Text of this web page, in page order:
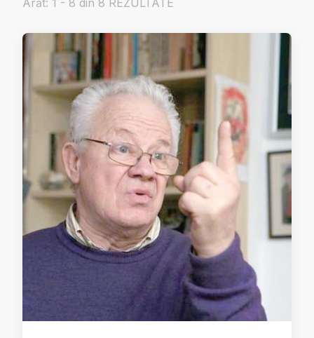
Arăt: 1 - 8 din 8 REZULTATE